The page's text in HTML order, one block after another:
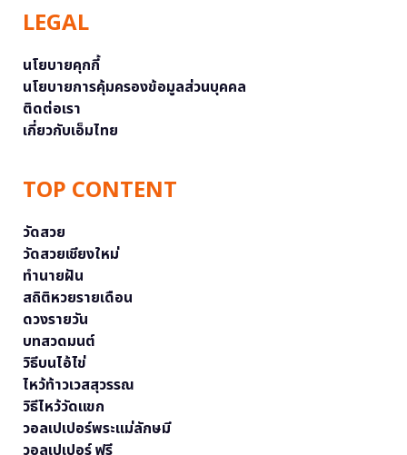
LEGAL
นโยบายคุกกี้
นโยบายการคุ้มครองข้อมูลส่วนบุคคล
ติดต่อเรา
เกี่ยวกับเอ็มไทย
TOP CONTENT
วัดสวย
วัดสวยเชียงใหม่
ทำนายฝัน
สถิติหวยรายเดือน
ดวงรายวัน
บทสวดมนต์
วิธีบนไอ้ไข่
ไหว้ท้าวเวสสุวรรณ
วิธีไหว้วัดแขก
วอลเปเปอร์พระแม่ลักษมี
วอลเปเปอร์ ฟรี